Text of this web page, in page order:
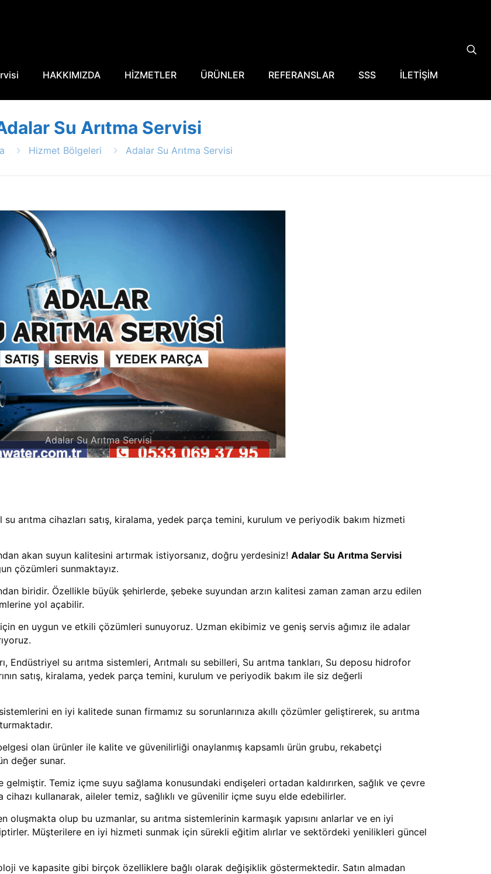
HAKKIMIZDA HİZMETLER ÜRÜNLER REFERANSLAR SSS İLETİŞİM
Su Arıtma Servisi
Hizmet Bölgeleri Adalar Su Arıtma Servisi
Adalar Su Arıtma Servisi
arıtma cihazları satış, kiralama, yedek parça temini, kurulum ve periyodik bakım hizmeti
akan suyun kalitesini artırmak istiyorsanız, doğru yerdesiniz! Adalar Su Arıtma Servisi
çözümleri sunmaktayız.
biridir. Özellikle büyük şehirlerde, şebeke suyundan arzın kalitesi zaman zaman arzu edilen
yol açabilir.
en uygun ve etkili çözümleri sunuyoruz. Uzman ekibimiz ve geniş servis ağımız ile adalar
Endüstriyel su arıtma sistemleri, Arıtmalı su sebilleri, Su arıtma tankları, Su deposu hidrofor
satış, kiralama, yedek parça temini, kurulum ve periyodik bakım ile siz değerli
en iyi kalitede sunan firmamız su sorunlarınıza akıllı çözümler geliştirerek, su arıtma
olan ürünler ile kalite ve güvenilirliği onaylanmış kapsamlı ürün grubu, rekabetçi
değer sunar.
Temiz içme suyu sağlama konusundaki endişeleri ortadan kaldırırken, sağlık ve çevre
cihazı kullanarak, aileler temiz, sağlıklı ve güvenilir içme suyu elde edebilirler.
oluşmakta olup bu uzmanlar, su arıtma sistemlerinin karmaşık yapısını anlarlar ve en iyi
Müşterilere en iyi hizmeti sunmak için sürekli eğitim alırlar ve sektördeki yenilikleri güncel
ve kapasite gibi birçok özelliklere bağlı olarak değişiklik göstermektedir. Satın almadan